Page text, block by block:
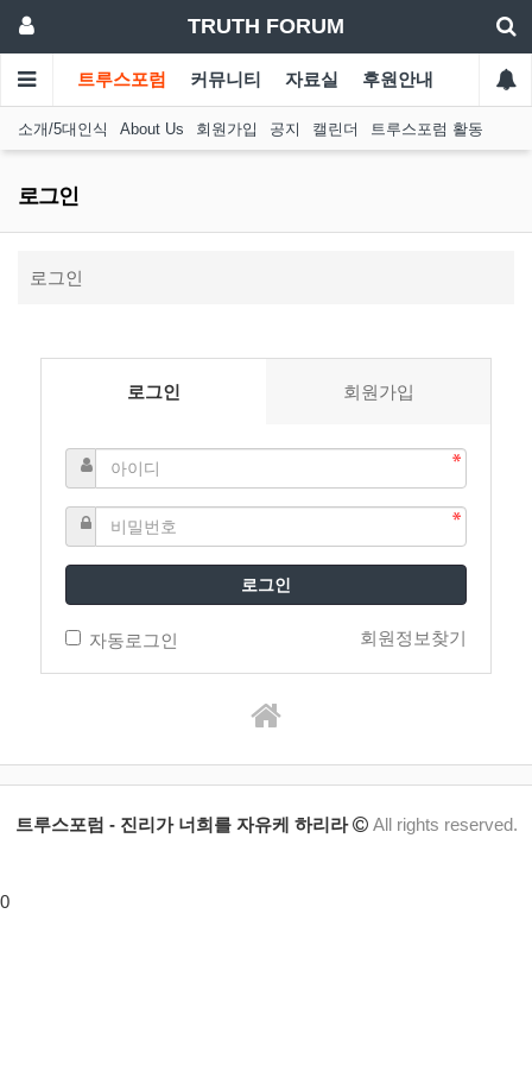
TRUTH FORUM
트루스포럼 커뮤니티 자료실 후원안내
소개/5대인식 About Us 회원가입 공지 캘린더 트루스포럼 활동
로그인
로그인
로그인 회원가입
로그인
자동로그인 회원정보찾기
트루스포럼 - 진리가 너희를 자유케 하리라 All rights reserved.
0